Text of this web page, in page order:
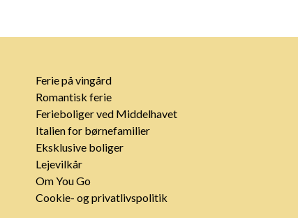
Ferie på vingård
Romantisk ferie
Ferieboliger ved Middelhavet
Italien for børnefamilier
Eksklusive boliger
Lejevilkår
Om You Go
Cookie- og privatlivspolitik